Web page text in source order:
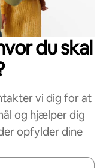
du skal
vi dig for at
og hjælper dig
opfylder dine